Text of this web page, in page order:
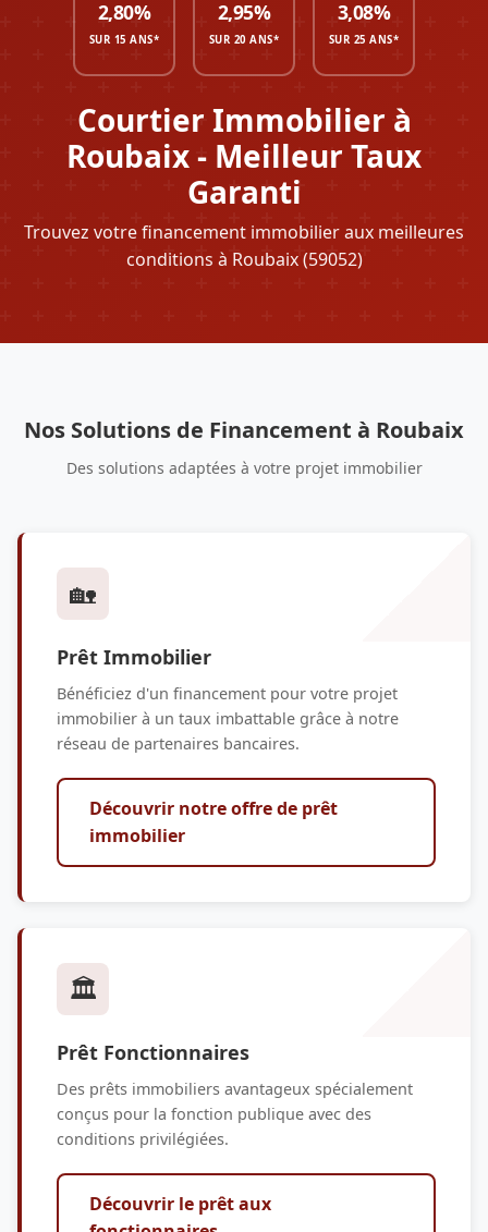
Courtier Immobilier à
Roubaix - Meilleur Taux
Garanti
Trouvez votre financement immobilier aux meilleures
conditions à Roubaix (59052)
2,80%
SUR 15 ANS*
2,95%
SUR 20 ANS*
3,08%
SUR 25 ANS*
Nos Solutions de Financement à Roubaix
Des solutions adaptées à votre projet immobilier
🏡
Prêt Immobilier
Bénéficiez d'un financement pour votre projet
immobilier à un taux imbattable grâce à notre
réseau de partenaires bancaires.
Découvrir notre offre de prêt
immobilier
🏛️
Prêt Fonctionnaires
Des prêts immobiliers avantageux spécialement
conçus pour la fonction publique avec des
conditions privilégiées.
Découvrir le prêt aux